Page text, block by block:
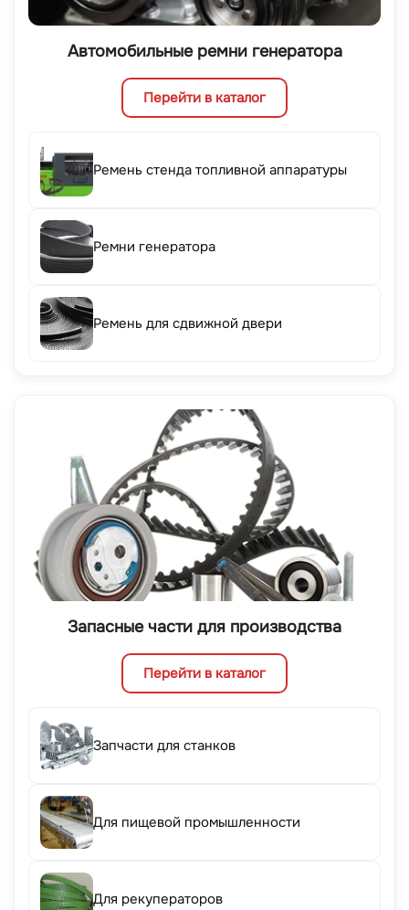
Автомобильные ремни генератора
Перейти в каталог
Ремень стенда топливной аппаратуры
Ремни генератора
Ремень для сдвижной двери
Запасные части для производства
Перейти в каталог
Запчасти для станков
Для пищевой промышленности
Для рекуператоров